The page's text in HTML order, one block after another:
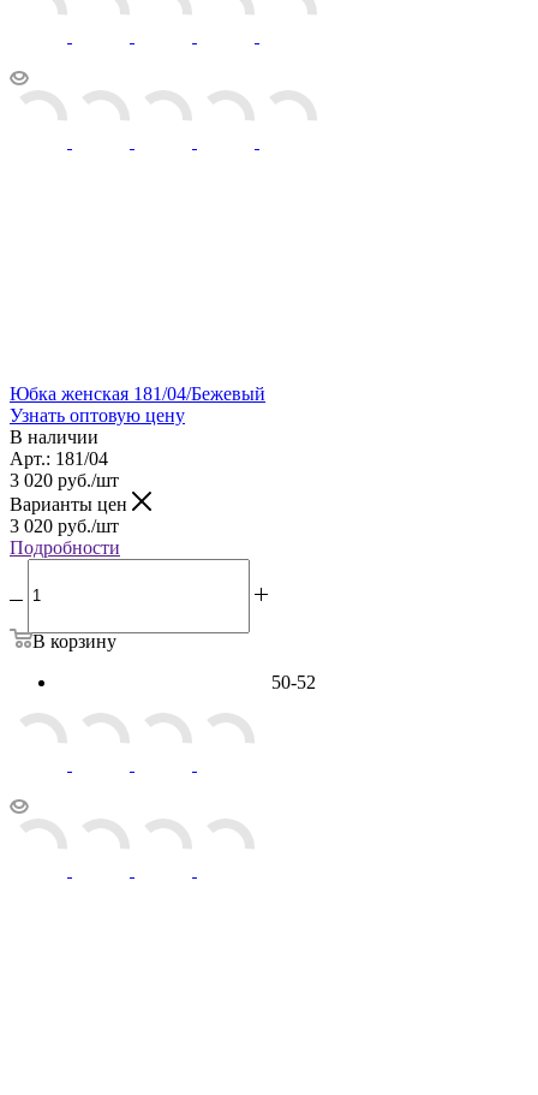
Юбка женская 181/04/Бежевый
Узнать оптовую цену
В наличии
Арт.: 181/04
3 020 руб./шт
Варианты цен
3 020 руб./шт
Подробности
В корзину
50-52